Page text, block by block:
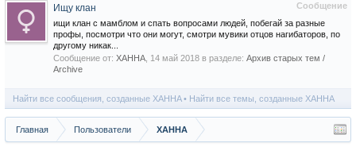
Сообщение
Ищу клан
ищи клан с мамблом и спать вопросами людей, побегай за разные
профы, посмотри что они могут, смотри мувики отцов нагибаторов, по
другому никак...
Сообщение от: XAHHA 14 май 2018 в разделе: Архив старых тем /
Archive
Найти все сообщения, созданные XAHHA Найти все темы, созданные XAHHA
Главная Пользователи XAHHA